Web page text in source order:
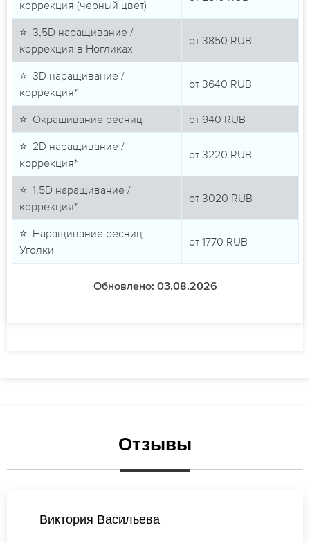
коррекция (черный цвет)
⭐ 3,5D наращивание /
коррекция в Ногликах
от 3850 RUB
⭐ 3D наращивание /
коррекция*
от 3640 RUB
⭐ Окрашивание ресниц от 940 RUB
⭐ 2D наращивание /
коррекция*
от 3220 RUB
⭐ 1,5D наращивание /
коррекция*
от 3020 RUB
⭐ Наращивание ресниц
Уголки
от 1770 RUB
Обновлено: 03.08.2026
Отзывы
Екатерина Васильева